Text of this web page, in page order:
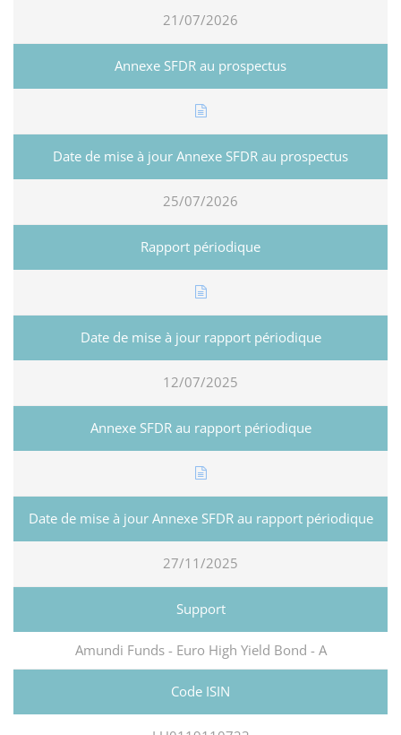
21/07/2026
25/07/2026
12/07/2025
27/11/2025
Amundi Funds - Euro High Yield Bond - A